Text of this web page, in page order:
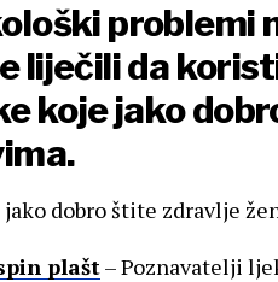
problemi
liječili da
koje jako
dobro štite zdravlje
plašt– Poznavatelji